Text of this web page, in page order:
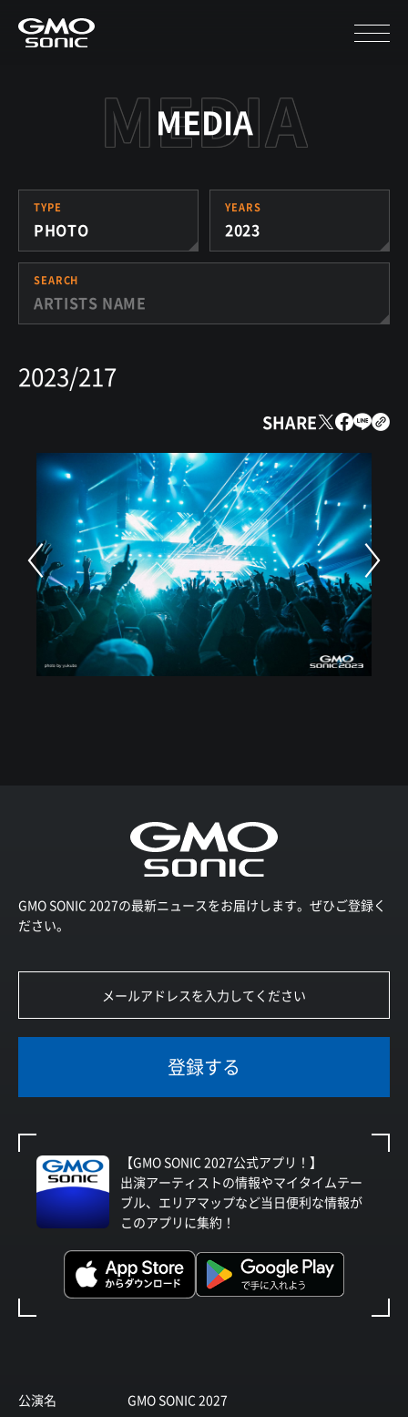
MEDIA
TYPE
PHOTO
YEARS
2023
SEARCH
2023/217
SHARE
公演名 GMO SONIC 2027
GMO SONIC 2027の最新ニュースをお届けします。ぜひご登録く
ださい。
登録する
【GMO SONIC 2027公式アプリ！】
出演アーティストの情報やマイタイムテー
ブル、エリアマップなど当日便利な情報が
このアプリに集約！